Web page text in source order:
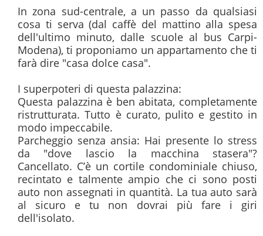
In zona sud-centrale, a un passo da qualsiasi
cosa ti serva (dal caffè del mattino alla spesa
dell'ultimo minuto, dalle scuole al bus Carpi-
Modena), ti proponiamo un appartamento che ti
farà dire "casa dolce casa".
I superpoteri di questa palazzina:
Questa palazzina è ben abitata, completamente
ristrutturata. Tutto è curato, pulito e gestito in
modo impeccabile.
Parcheggio senza ansia: Hai presente lo stress
da "dove lascio la macchina stasera"?
Cancellato. C’è un cortile condominiale chiuso,
recintato e talmente ampio che ci sono posti
auto non assegnati in quantità. La tua auto sarà
al sicuro e tu non dovrai più fare i giri
dell'isolato.